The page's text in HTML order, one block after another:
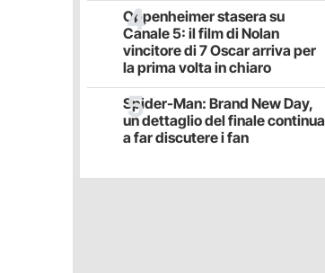
Oppenheimer stasera su
Canale 5: il film di Nolan
vincitore di 7 Oscar arriva per
la prima volta in chiaro
Spider-Man: Brand New Day,
un dettaglio del finale continua
a far discutere i fan